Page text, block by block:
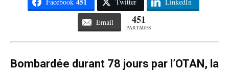
Facebook Twitter LinkedIn
Email 451
PARTAGES
Bombardée durant 78 jours par l’OTAN, la